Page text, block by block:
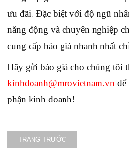
ưu đãi. Đặc biệt với độ ngũ
năng động và chuyên nghiệp
cung cấp báo giá nhanh nhất
Hãy gửi báo giá cho chúng tôi
kinhdoanh@mrovietnam.vn để
phận kinh doanh!
TRANG TRƯỚC